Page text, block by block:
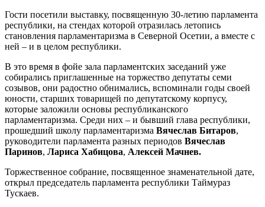
Гости посетили выставку, посвященную 30-летию парламента
республики, на стендах которой отразилась летопись
становления парламентаризма в Северной Осетии, а вместе с
ней – и в целом республики.
В это время в фойе зала парламентских заседаний уже
собирались приглашенные на торжество депутаты семи
созывов, они радостно обнимались, вспоминали годы своей
юности, старших товарищей по депутатскому корпусу,
которые заложили основы республиканского
парламентаризма. Среди них – и бывший глава республики,
прошедший школу парламентаризма Вячеслав Битаров,
руководители парламента разных периодов Вячеслав
Паринов, Лариса Хабицова, Алексей Мачнев.
Торжественное собрание, посвященное знаменательной дате,
открыл председатель парламента республики Таймураз
Тускаев.